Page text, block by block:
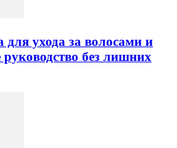
ухода за волосами и
без лишних